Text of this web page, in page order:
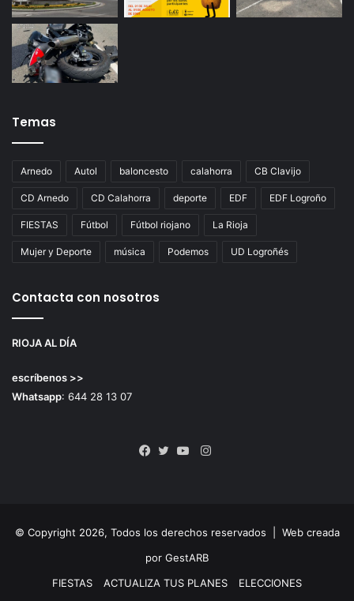
Temas
Arnedo Autol baloncesto calahorra CB Clavijo
CD Arnedo CD Calahorra deporte EDF EDF Logroño
FIESTAS Fútbol Fútbol riojano La Rioja
Mujer y Deporte música Podemos UD Logroñés
Contacta con nosotros
RIOJA AL DÍA
escríbenos >>
Whatsapp: 644 28 13 07
Instagram
© Copyright 2026, Todos los derechos reservados | Web creada
por GestARB
FIESTAS
ACTUALIZA TUS PLANES ELECCIONES